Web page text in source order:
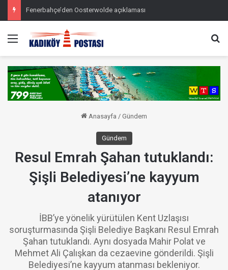
Fenerbahçe’den Oosterwolde açıklaması
Menü
Anasayfa / Gündem
Gündem
Resul Emrah Şahan tutuklandı:
Şişli Belediyesi’ne kayyum
atanıyor
İBB’ye yönelik yürütülen Kent Uzlaşısı
soruşturmasında Şişli Belediye Başkanı Resul Emrah
Şahan tutuklandı. Aynı dosyada Mahir Polat ve
Mehmet Ali Çalışkan da cezaevine gönderildi. Şişli
Belediyesi’ne kayyum atanması bekleniyor.